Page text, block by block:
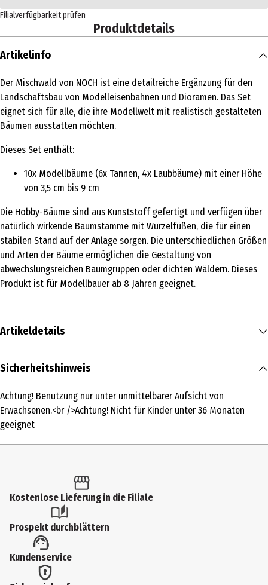
Filialverfügbarkeit prüfen
Produktdetails
Artikelinfo
Der Mischwald von NOCH ist eine detailreiche Ergänzung für den
Landschaftsbau von Modelleisenbahnen und Dioramen. Das Set
eignet sich für alle, die ihre Modellwelt mit realistisch gestalteten
Bäumen ausstatten möchten.
Dieses Set enthält:
10x Modellbäume (6x Tannen, 4x Laubbäume) mit einer Höhe
von 3,5 cm bis 9 cm
Die Hobby-Bäume sind aus Kunststoff gefertigt und verfügen über
natürlich wirkende Baumstämme mit Wurzelfüßen, die für einen
stabilen Stand auf der Anlage sorgen. Die unterschiedlichen Größen
und Arten der Bäume ermöglichen die Gestaltung von
abwechslungsreichen Baumgruppen oder dichten Wäldern. Dieses
Produkt ist für Modellbauer ab 8 Jahren geeignet.
Artikeldetails
Inhalt
Produkttyp
Bäume
Altersempfehlung ab
Altersempfehlung bis
99 Jahre
Artikelnummer des Herstellers
Lizenz (spw)
Sicherheitshinweis
Achtung! Benutzung nur unter unmittelbarer Aufsicht von
Erwachsenen.<br />Achtung! Nicht für Kinder unter 36 Monaten
geeignet
Kostenlose Lieferung in die Filiale
Prospekt durchblättern
Kundenservice